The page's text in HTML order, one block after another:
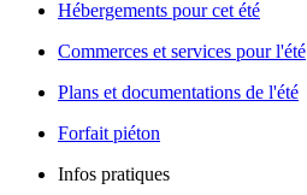
Hébergements pour cet été
Commerces et services pour l'été
Plans et documentations de l'été
Forfait piéton
Infos pratiques